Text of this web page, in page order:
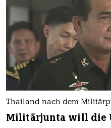
Thailand nach dem
Militärjunta will die